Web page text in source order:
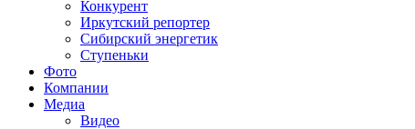
Конкурент
Иркутский репортер
Сибирский энергетик
Ступеньки
Фото
Компании
Медиа
Видео